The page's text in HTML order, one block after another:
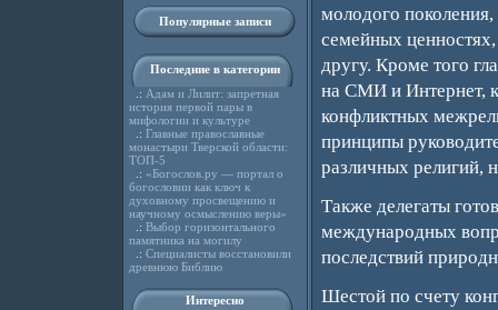
Популярные записи
Последние в категории
.: Адам и Лилит: запретная
история первой пары в
мифологии и культуре
.: Главные православные
монастыри Тверской области:
ТОП-5
.: «Богослов.ру — портал о
богословии как ключ к
духовному просвещению и
научному осмыслению веры»
.: Выбор горизонтального
памятника на могилу
.: Специалисты восстановили
древнюю Библию
Интересно
молодого
семейных
другу. Кроме того
на СМИ и Интернет,
конфликтных
принципы
различных религий,
Также делегаты
международных
последствий
Шестой по счету